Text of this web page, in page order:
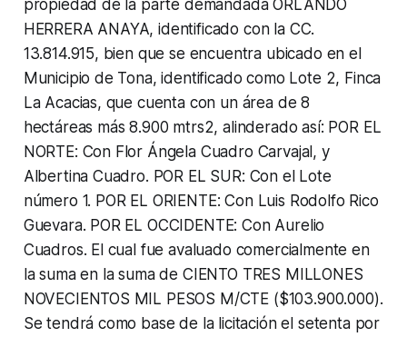
propiedad de la parte demandada ORLANDO
HERRERA ANAYA, identificado con la CC.
13.814.915, bien que se encuentra ubicado en el
Municipio de Tona, identificado como Lote 2, Finca
La Acacias, que cuenta con un área de 8
hectáreas más 8.900 mtrs2, alinderado así: POR EL
NORTE: Con Flor Ángela Cuadro Carvajal, y
Albertina Cuadro. POR EL SUR: Con el Lote
número 1. POR EL ORIENTE: Con Luis Rodolfo Rico
Guevara. POR EL OCCIDENTE: Con Aurelio
Cuadros. El cual fue avaluado comercialmente en
la suma en la suma de CIENTO TRES MILLONES
NOVECIENTOS MIL PESOS M/CTE ($103.900.000).
Se tendrá como base de la licitación el setenta por